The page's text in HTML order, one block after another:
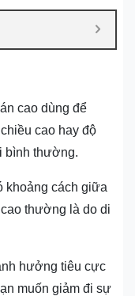
cao dùng để
cao hay độ
bình thường.
khoảng cách giữa
thường là do di
hưởng tiêu cực
muốn giảm đi sự